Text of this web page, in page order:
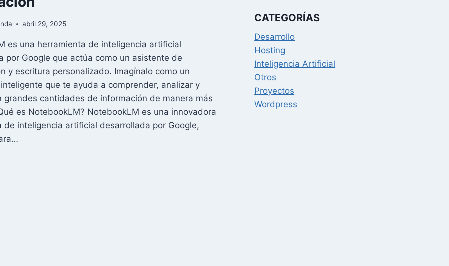
abril 29, 2025
es una herramienta de inteligencia artificial
por Google que actúa como un asistente de
y escritura personalizado. Imagínalo como un
que te ayuda a comprender, analizar y
grandes cantidades de información de manera más
es NotebookLM? NotebookLM es una innovadora
de inteligencia artificial desarrollada por Google,
CATEGORÍAS
Desarrollo
Hosting
Inteligencia Artificial
Otros
Proyectos
Wordpress